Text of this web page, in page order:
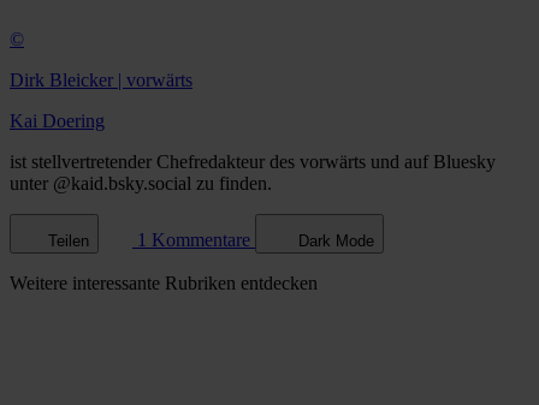
©
Dirk Bleicker | vorwärts
Kai Doering
ist stellvertretender Chefredakteur des vorwärts und auf Bluesky
unter @kaid.bsky.social zu finden.
Teilen 1 Kommentare Dark Mode
Weitere interessante Rubriken entdecken